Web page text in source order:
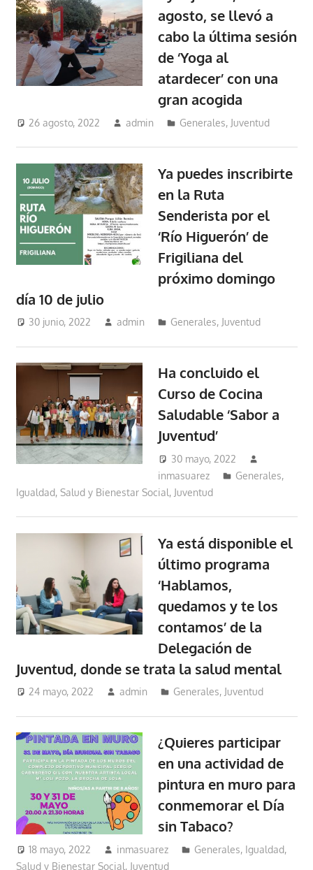
agosto, se llevó a
cabo la última sesión
de ‘Yoga al
atardecer’ con una
gran acogida
26 agosto, 2022 admin Generales, Juventud
Ya puedes inscribirte
en la Ruta
Senderista por el
‘Río Higuerón’ de
Frigiliana del
próximo domingo
día 10 de julio
30 junio, 2022 admin Generales, Juventud
Ha concluido el
Curso de Cocina
Saludable ‘Sabor a
Juventud’
30 mayo, 2022
inmasuarez
Generales,
Igualdad, Salud y Bienestar Social, Juventud
Ya está disponible el
último programa
‘Hablamos,
quedamos y te los
contamos’ de la
Delegación de
Juventud, donde se trata la salud mental
24 mayo, 2022 admin Generales, Juventud
¿Quieres participar
en una actividad de
pintura en muro para
conmemorar el Día
sin Tabaco?
18 mayo, 2022 inmasuarez Generales, Igualdad,
Salud y Bienestar Social, Juventud